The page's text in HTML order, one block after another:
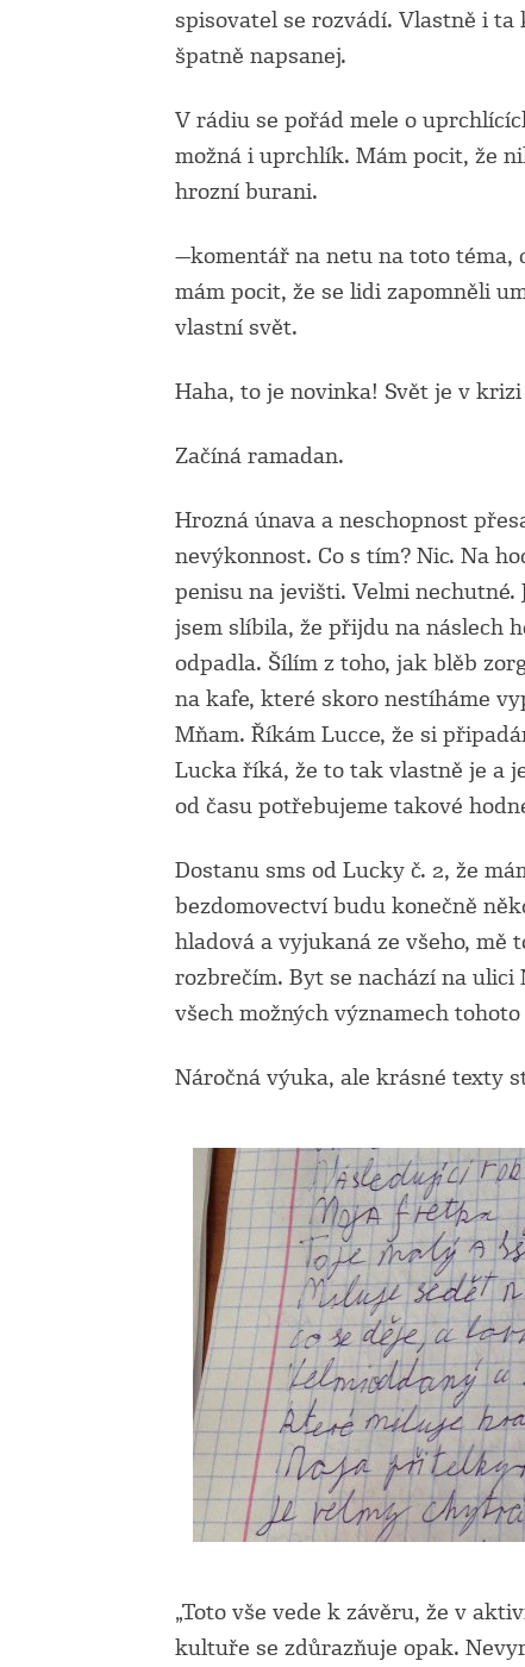
spisovatel se rozvádí. Vlastně i
špatně napsanej.
V rádiu se pořád mele o
možná i uprchlík. Mám pocit, že
hrozní burani.
—komentář na netu na toto téma,
mám pocit, že se lidi zapomněli
vlastní svět.
Haha, to je novinka! Svět je v
Začíná ramadan.
Hrozná únava a neschopnost
nevýkonnost. Co s tím? Nic. Na
penisu na jevišti. Velmi nechutné.
jsem slíbila, že přijdu na náslech
odpadla. Šílím z toho, jak blěb
na kafe, které skoro nestíháme
Mňam. Říkám Lucce, že si
Lucka říká, že to tak vlastně je a
od času potřebujeme takové
Dostanu sms od Lucky č. 2, že
bezdomovectví budu konečně
hladová a vyjukaná ze všeho, mě
rozbrečím. Byt se nachází na
všech možných významech tohoto
Náročná výuka, ale krásné texty
„Toto vše vede k závěru, že v
kultuře se zdůrazňuje opak.